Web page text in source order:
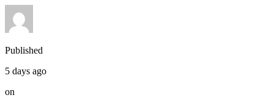
Published
5 days ago
on